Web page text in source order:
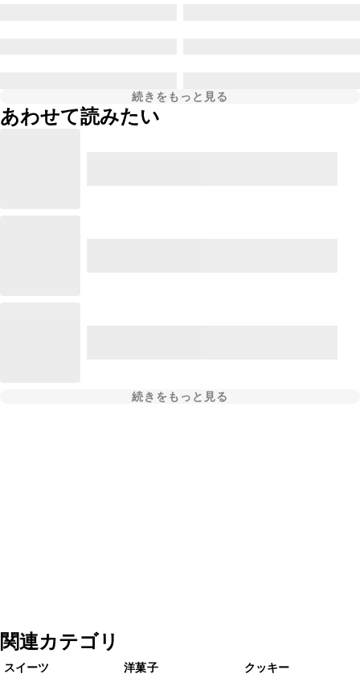
続きをもっと見る
あわせて読みたい
続きをもっと見る
関連カテゴリ
スイーツ 洋菓子 クッキー